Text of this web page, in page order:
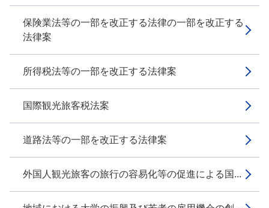
保険業法等の一部を改正する法律の一部を改正する
法律案
所得税法等の一部を改正する法律案
国際観光旅客税法案
道路法等の一部を改正する法律案
外国人観光旅客の旅行の容易化等の促進による国...